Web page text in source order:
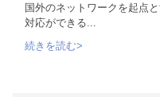
国外のネットワークを起点
対応ができる...
続きを読む>